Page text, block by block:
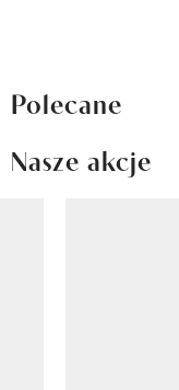
Polecane
Nasze akcje